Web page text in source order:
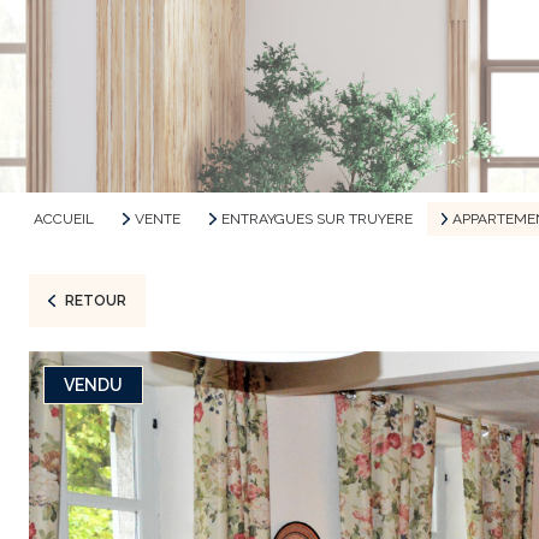
ACCUEIL VENTE ENTRAYGUES SUR TRUYERE
RETOUR
VENDU